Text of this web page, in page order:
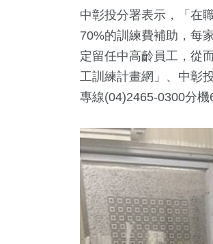
中彰投分署表示，「在
70%的訓練費補助，每
定留任中高齡員工，從
工訓練計畫網」、中彰
專線(04)2465-0300分機